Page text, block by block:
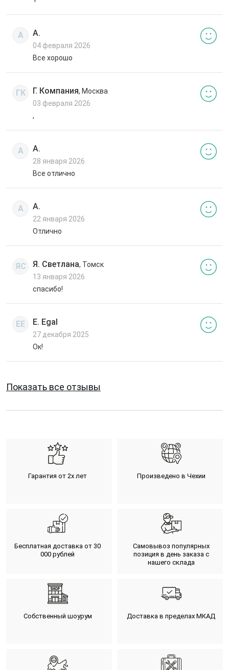
А А.
04 февраля 2026
Все хорошо
ГК Г. Компания, Москва
03 февраля 2026
,
А А.
28 января 2026
Все отлично
А А.
22 января 2026
Отлично
ЯС Я. Светлана, Томск
13 января 2026
спасибо!
EE E. Egal
27 декабря 2025
Ок!
Показать все отзывы
Гарантия от 2х лет Произведено в Чехии
Бесплатная доставка от 30
000 рублей
Самовывоз популярных
позиция в день заказа с
нашего склада
Собственный шоурум Доставка в пределах МКАД